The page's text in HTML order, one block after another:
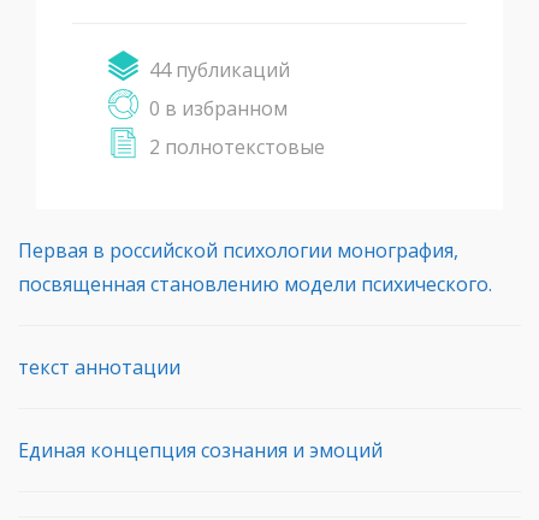
44 публикаций
0 в избранном
2 полнотекстовые
Первая в российской психологии монография,
посвященная становлению модели психического.
текст аннотации
Единая концепция сознания и эмоций